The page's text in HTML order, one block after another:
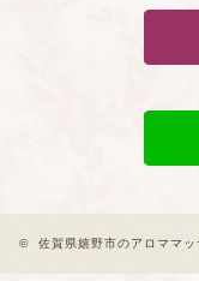
© 佐賀県嬉野市のアロママ